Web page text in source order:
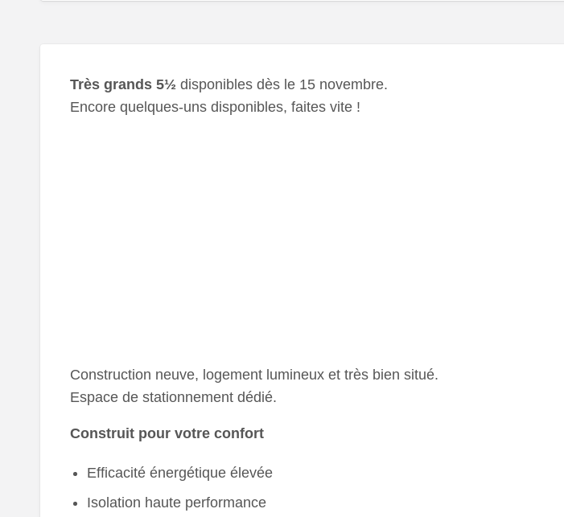
Très grands 5½disponibles dès le 15 novembre.
Encore quelques-uns disponibles, faites vite !
Construction neuve, logement lumineux et très bien situé.
Espace de stationnement dédié.
Construit pour votre confort
Efficacité énergétique élevée
Isolation haute performance